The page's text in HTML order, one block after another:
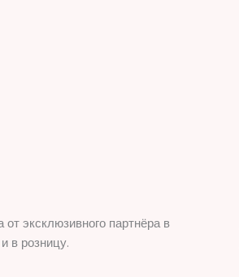
эксклюзивного партнёра в
в розницу.